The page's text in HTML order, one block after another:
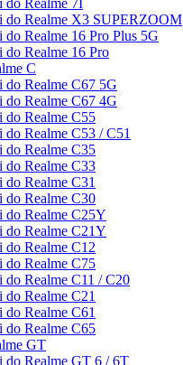
do Realme 7I
do Realme X3 SUPERZOOM
do Realme 16 Pro Plus 5G
do Realme 16 Pro
C
do Realme C67 5G
do Realme C67 4G
do Realme C55
do Realme C53 / C51
do Realme C35
do Realme C33
do Realme C31
do Realme C30
do Realme C25Y
do Realme C21Y
do Realme C12
do Realme C75
do Realme C11 / C20
do Realme C21
do Realme C61
do Realme C65
GT
do Realme GT 6 / 6T